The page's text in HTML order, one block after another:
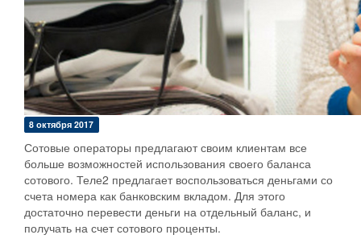
8 октября 2017
Сотовые операторы предлагают своим клиентам все
больше возможностей использования своего баланса
сотового. Теле2 предлагает воспользоваться деньгами со
счета номера как банковским вкладом. Для этого
достаточно перевести деньги на отдельный баланс, и
получать на счет сотового проценты.